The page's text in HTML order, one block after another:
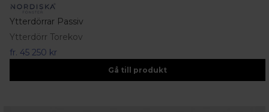
Ytterdörrar Passiv
Ytterdörr Torekov
fr. 45 250 kr
Gå till produkt